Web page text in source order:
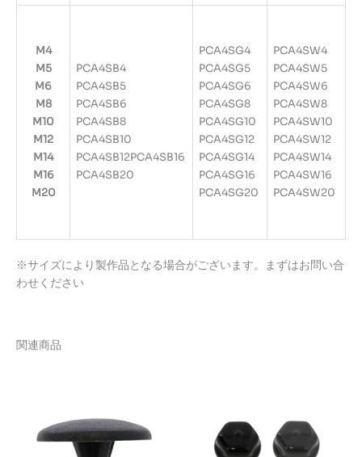
M4
M5
M6
M8
M10
M12
M14
M16
M20
PCA4SB4
PCA4SB5
PCA4SB6
PCA4SB8
PCA4SB10
PCA4SB12PCA4SB16
PCA4SB20
PCA4SG4
PCA4SG5
PCA4SG6
PCA4SG8
PCA4SG10
PCA4SG12
PCA4SG14
PCA4SG16
PCA4SG20
PCA4SW4
PCA4SW5
PCA4SW6
PCA4SW8
PCA4SW10
PCA4SW12
PCA4SW14
PCA4SW16
PCA4SW20
※サイズにより製作品となる場合がございます。まずはお問い合
わせください
関連商品